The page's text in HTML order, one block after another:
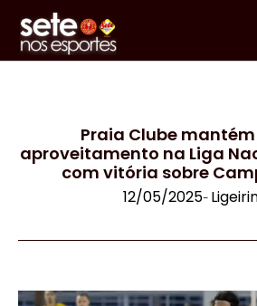
Praia Clube mantém
aproveitamento na Liga
com vitória sobre
12/05/2025-